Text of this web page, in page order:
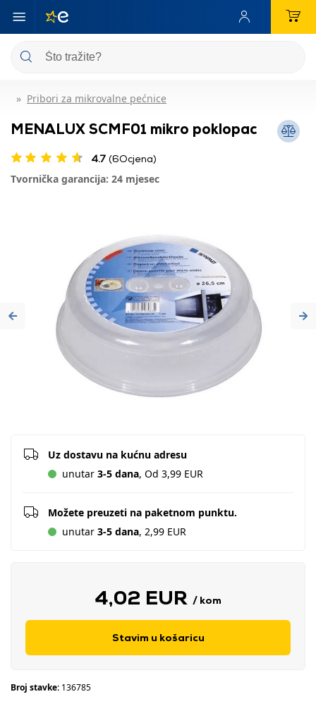
Pribori za mikrovalne pećnice
MENALUX SCMF01 mikro poklopac
4.7 (6Ocjena)
Tvornička garancija: 24 mjesec
Previous
Uz dostavu na kućnu adresu
unutar 3-5 dana, Od 3,99 EUR
Možete preuzeti na paketnom punktu.
unutar 3-5 dana, 2,99 EUR
4,02 EUR / kom
Stavim u košaricu
Broj stavke: 136785